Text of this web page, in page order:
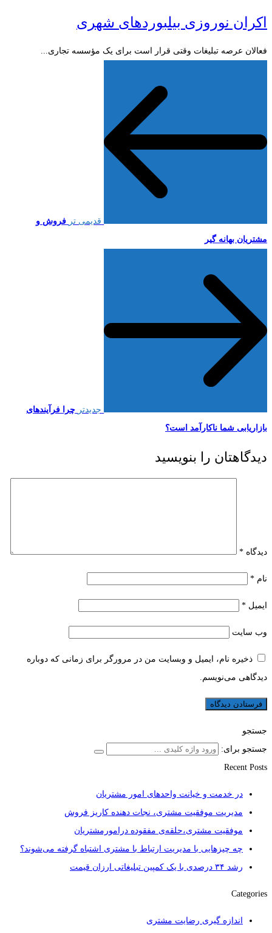
اکران نوروزی بیلبوردهای شهری
فعالان عرصه تبلیغات وقتی قرار است برای یک مؤسسه تجاری...
قدیمی تر فروش و
مشتریان بهانه گیر
جدیدتر چرا فرآیندهای
بازاریابی شما ناکارآمد است؟
دیدگاهتان را بنویسید
دیدگاه *
نام *
ایمیل *
وب‌ سایت
ذخیره نام، ایمیل و وبسایت من در مرورگر برای زمانی که دوباره
دیدگاهی می‌نویسم.
جستجو
جستجو برای:
Recent Posts
در خدمت و خیانت واحدهای امور مشتریان
مدیریت موفقیت مشتری، نجات دهنده کاریز فروش
موفقیت مشتری،حلقه‌ی مفقوده درامورمشتریان
چه چیزهایی با مدیریت ارتباط با مشتری اشتباه گرفته می‌شوند؟
رشد ۳۴ درصدی با یک کمپین تبلیغاتی ارزان قیمت
Categories
اندازه گیری رضایت مشتری